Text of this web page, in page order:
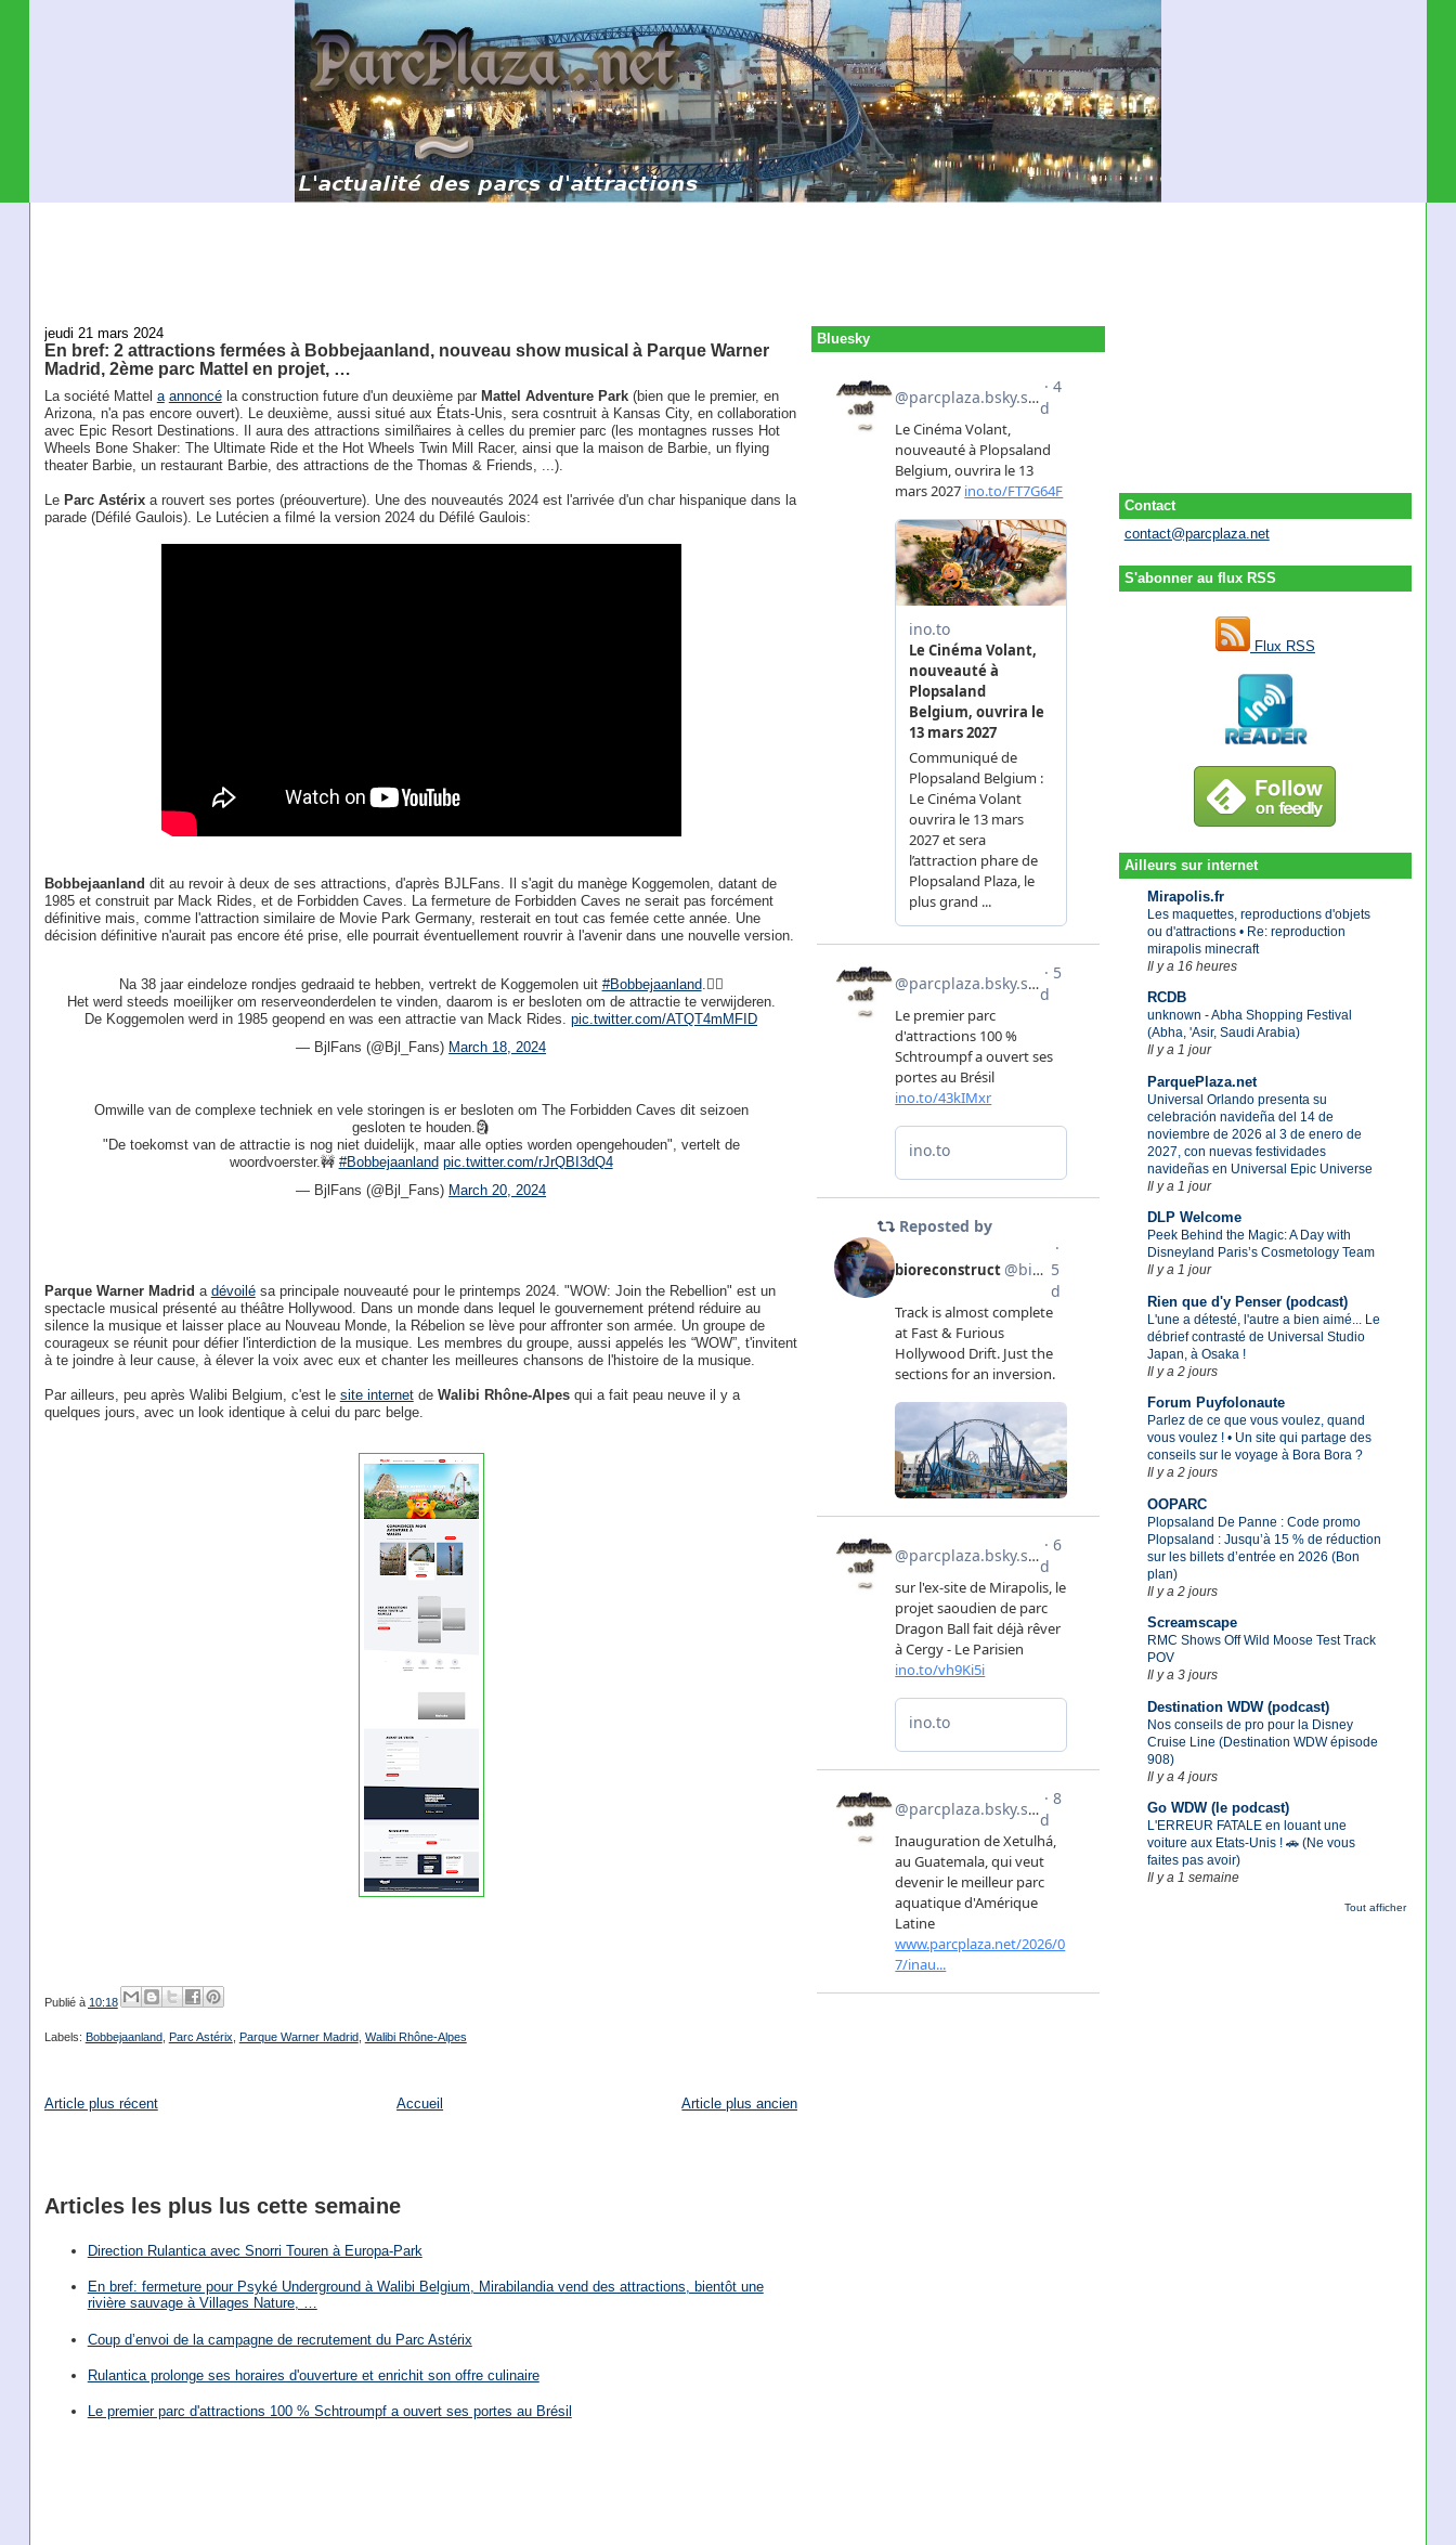
Contact
contact@parcplaza.net
S'abonner au flux RSS
Flux RSS
Ailleurs sur internet
Mirapolis.fr
Les maquettes, reproductions d'objets
ou d'attractions • Re: reproduction
mirapolis minecraft
Il y a 16 heures
RCDB
unknown - Abha Shopping Festival
(Abha, 'Asir, Saudi Arabia)
Il y a 1 jour
ParquePlaza.net
Universal Orlando presenta su
celebración navideña del 14 de
noviembre de 2026 al 3 de enero de
2027, con nuevas festividades
navideñas en Universal Epic Universe
Il y a 1 jour
DLP Welcome
Peek Behind the Magic: A Day with
Disneyland Paris’s Cosmetology Team
Il y a 1 jour
Rien que d'y Penser (podcast)
L'une a détesté, l'autre a bien aimé... Le
débrief contrasté de Universal Studio
Japan, à Osaka !
Il y a 2 jours
Forum Puyfolonaute
Parlez de ce que vous voulez, quand
vous voulez ! • Un site qui partage des
conseils sur le voyage à Bora Bora ?
Il y a 2 jours
OOPARC
Plopsaland De Panne : Code promo
Plopsaland : Jusqu’à 15 % de réduction
sur les billets d’entrée en 2026 (Bon
plan)
Il y a 2 jours
Screamscape
RMC Shows Off Wild Moose Test Track
POV
Il y a 3 jours
Destination WDW (podcast)
Nos conseils de pro pour la Disney
Cruise Line (Destination WDW épisode
908)
Il y a 4 jours
Go WDW (le podcast)
L'ERREUR FATALE en louant une
voiture aux Etats-Unis ! 🚗 (Ne vous
faites pas avoir)
Il y a 1 semaine
Tout afficher
jeudi 21 mars 2024
En bref: 2 attractions fermées à Bobbejaanland, nouveau show musical à Parque Warner
Madrid, 2ème parc Mattel en projet, …
La société Mattel a annoncéla construction future d'un deuxième par Mattel Adventure Park(bien que le premier, en
Arizona, n'a pas encore ouvert). Le deuxième, aussi situé aux États-Unis, sera cosntruit à Kansas City, en collaboration
avec Epic Resort Destinations. Il aura des attractions similñaires à celles du premier parc (les montagnes russes Hot
Wheels Bone Shaker: The Ultimate Ride et the Hot Wheels Twin Mill Racer, ainsi que la maison de Barbie, un flying
theater Barbie, un restaurant Barbie, des attractions de the Thomas & Friends, ...).
Le Parc Astérixa rouvert ses portes (préouverture). Une des nouveautés 2024 est l'arrivée d'un char hispanique dans la
parade (Défilé Gaulois). Le Lutécien a filmé la version 2024 du Défilé Gaulois:
Bobbejaanland dit au revoir à deux de ses attractions, d'après BJLFans. Il s'agit du manège Koggemolen, datant de
1985 et construit par Mack Rides, et de Forbidden Caves. La fermeture de Forbidden Caves ne serait pas forcément
définitive mais, comme l'attraction similaire de Movie Park Germany, resterait en tout cas femée cette année. Une
décision définitive n'aurait pas encore été prise, elle pourrait éventuellement rouvrir à l'avenir dans une nouvelle version.
Na 38 jaar eindeloze rondjes gedraaid te hebben, vertrekt de Koggemolen uit #Bobbejaanland.🏴‍☠️
Het werd steeds moeilijker om reserveonderdelen te vinden, daarom is er besloten om de attractie te verwijderen.
De Koggemolen werd in 1985 geopend en was een attractie van Mack Rides.pic.twitter.com/ATQT4mMFID
— BjlFans (@Bjl_Fans) March 18, 2024
Omwille van de complexe techniek en vele storingen is er besloten om The Forbidden Caves dit seizoen
gesloten te houden.🗿
"De toekomst van de attractie is nog niet duidelijk, maar alle opties worden opengehouden", vertelt de
woordvoerster.🚧 #Bobbejaanland pic.twitter.com/rJrQBI3dQ4
— BjlFans (@Bjl_Fans) March 20, 2024
Parque Warner Madrid a dévoilésa principale nouveauté pour le printemps 2024. "WOW: Join the Rebellion" est un
spectacle musical présenté au théâtre Hollywood. Dans un monde dans lequel le gouvernement prétend réduire au
silence la musique et laisser place au Nouveau Monde, la Rébelion se lève pour affronter son armée. Un groupe de
courageux se réunit pour défier l'interdiction de la musique. Les membres du groupe, aussi appelés les “WOW”, t'invitent
à te joindre à leur cause, à élever la voix avec eux et chanter les meilleures chansons de l'histoire de la musique.
Par ailleurs, peu après Walibi Belgium, c'est le site internetde Walibi Rhône-Alpesqui a fait peau neuve il y a
quelques jours, avec un look identique à celui du parc belge.
Publié à 10:18
Labels: Bobbejaanland, Parc Astérix Parque Warner Madrid, Walibi Rhône-Alpes
Article plus récent Article plus ancien
Accueil
Articles les plus lus cette semaine
Direction Rulantica avec Snorri Touren à Europa-Park
En bref: fermeture pour Psyké Underground à Walibi Belgium, Mirabilandia vend des attractions, bientôt une
rivière sauvage à Villages Nature, …
Coup d’envoi de la campagne de recrutement du Parc Astérix
Rulantica prolonge ses horaires d'ouverture et enrichit son offre culinaire
Le premier parc d'attractions 100 % Schtroumpf a ouvert ses portes au Brésil
Bluesky